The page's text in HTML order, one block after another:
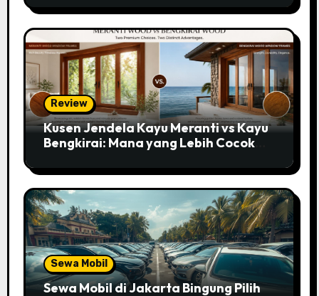
Review
Kusen Jendela Kayu Meranti vs Kayu
Bengkirai: Mana yang Lebih Cocok
Sewa Mobil
Sewa Mobil di Jakarta Bingung Pilih